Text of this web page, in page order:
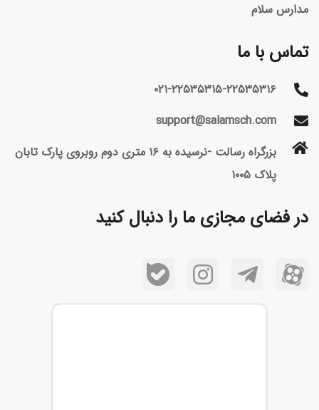
مدارس سلام
تماس با ما
۰۲۱-۲۲۵۳۵۳۱۵-۲۲۵۳۵۳۱۶
support@salamsch.com
بزرگراه رسالت -نرسیده به ۱۶ متری دوم روبروی پارک تابان
پلاک ۱۰۰۵
در فضای مجازی ما را دنبال کنید